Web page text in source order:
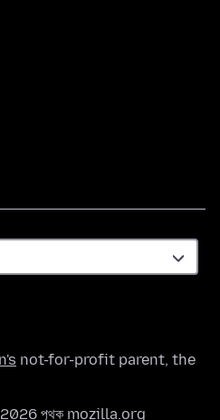
not-for-profit parent, the
পৃথক mozilla.org